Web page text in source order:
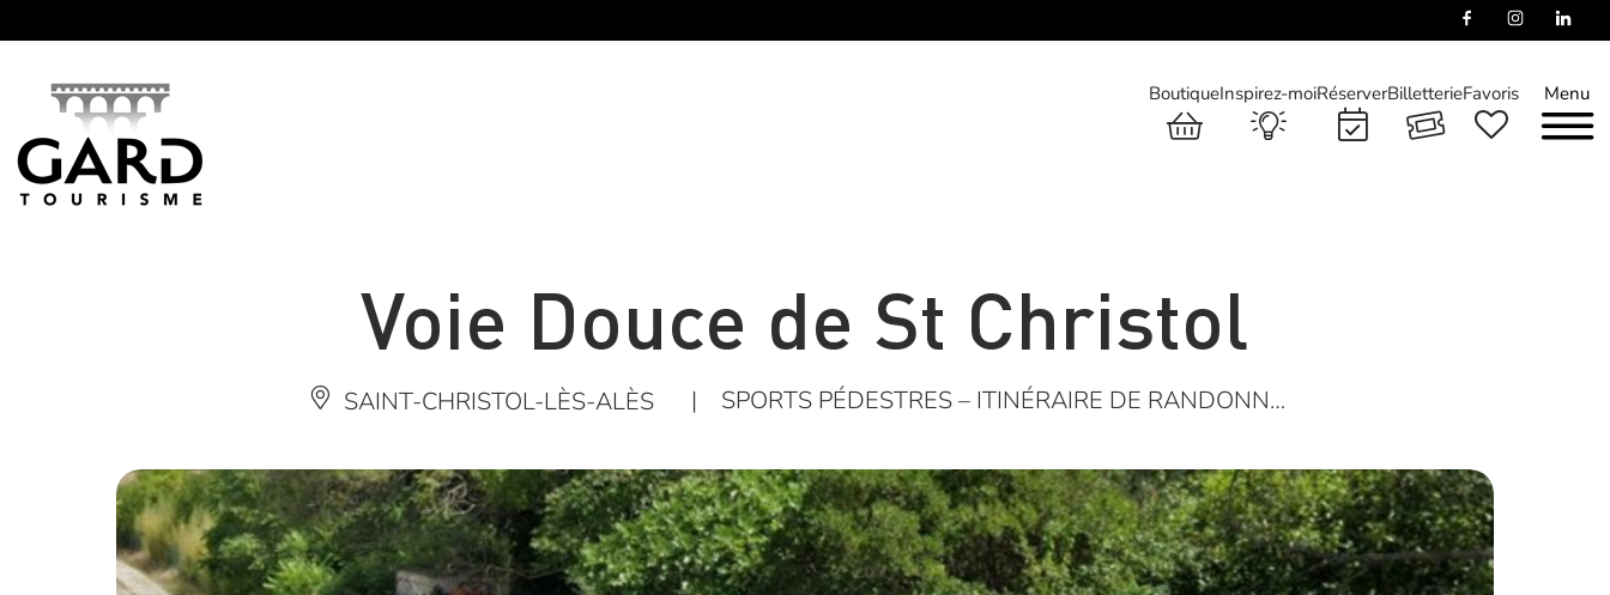
Menu
BoutiqueInspirez-moiRéserverBilletterieFavoris
Voie Douce de St Christol
SAINT-CHRISTOL-LÈS-ALÈS | SPORTS PÉDESTRES – ITINÉRAIRE DE RANDONN…